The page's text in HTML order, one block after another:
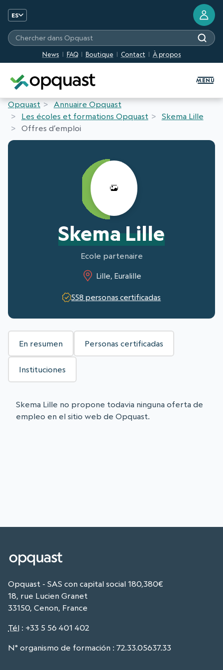
ES
News FAQ Boutique Contact À propos
Chercher dans Opquast
MENU
Opquast
Annuaire Opquast
Les écoles et formations Opquast
Skema Lille
Offres d’emploi
Skema Lille
Ecole partenaire
Lille, Euralille
558 personas certificadas
En resumen Personas certificadas
Instituciones
Skema Lille no propone todavia ninguna oferta de
empleo en el sitio web de Opquast.
Opquast - SAS con capital social 180,380€
18, rue Lucien Granet
33150, Cenon, France
Tél : +33 5 56 401 402
N° organismo de formación : 72.33.05637.33